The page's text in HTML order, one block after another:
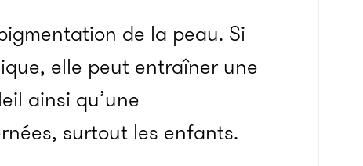
de la peau. Si
elle peut entraîner une
ainsi qu’une
surtout les enfants.